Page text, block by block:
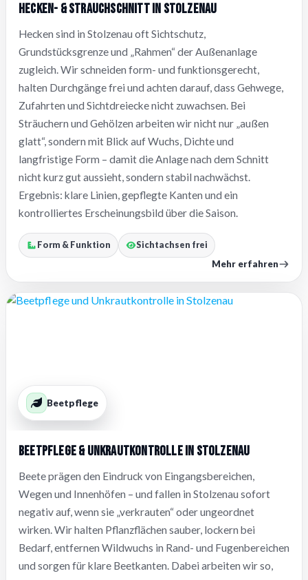
Hecken- & Strauchschnitt in Stolzenau
Hecken sind in Stolzenau oft Sichtschutz,
Grundstücksgrenze und „Rahmen“ der Außenanlage
zugleich. Wir schneiden form- und funktionsgerecht,
halten Durchgänge frei und achten darauf, dass Gehwege,
Zufahrten und Sichtdreiecke nicht zuwachsen. Bei
Sträuchern und Gehölzen arbeiten wir nicht nur „außen
glatt“, sondern mit Blick auf Wuchs, Dichte und
langfristige Form – damit die Anlage nach dem Schnitt
nicht kurz gut aussieht, sondern stabil nachwächst.
Ergebnis: klare Linien, gepflegte Kanten und ein
kontrolliertes Erscheinungsbild über die Saison.
Form & Funktion Sichtachsen frei
Mehr erfahren
Beetpflege
Beetpflege & Unkrautkontrolle in Stolzenau
Beete prägen den Eindruck von Eingangsbereichen,
Wegen und Innenhöfen – und fallen in Stolzenau sofort
negativ auf, wenn sie „verkrauten“ oder ungeordnet
wirken. Wir halten Pflanzflächen sauber, lockern bei
Bedarf, entfernen Wildwuchs in Rand- und Fugenbereichen
und sorgen für klare Beetkanten. Dabei arbeiten wir so,